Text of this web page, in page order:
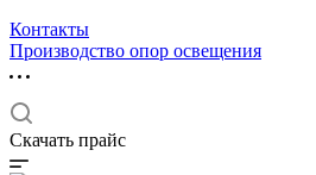
Контакты
Производство опор освещения
Скачать прайс